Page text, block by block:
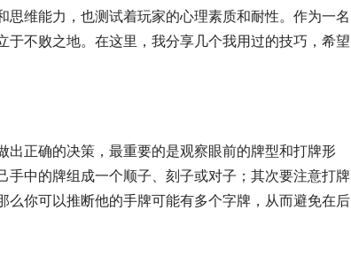
维能力，也测试着玩家的心理素质和耐性。作为一名
不败之地。在这里，我分享几个我用过的技巧，希望
正确的决策，最重要的是观察眼前的牌型和打牌形
中的牌组成一个顺子、刻子或对子；其次要注意打牌
你可以推断他的手牌可能有多个字牌，从而避免在后